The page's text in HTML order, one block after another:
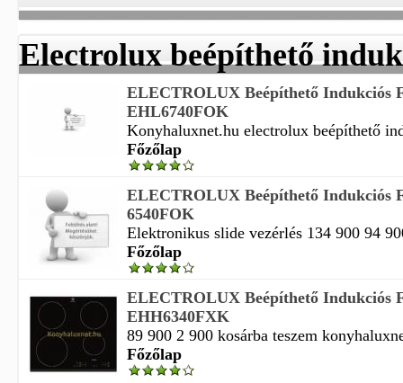
Electrolux beépíthető
ELECTROLUX Beépíthető Indukciós
EHL6740FOK
Konyhaluxnet.hu electrolux beépíthető
Főzőlap
ELECTROLUX Beépíthető Indukciós
6540FOK
Elektronikus slide vezérlés 134 900 94
Főzőlap
ELECTROLUX Beépíthető Indukciós
EHH6340FXK
89 900 2 900 kosárba teszem
Főzőlap